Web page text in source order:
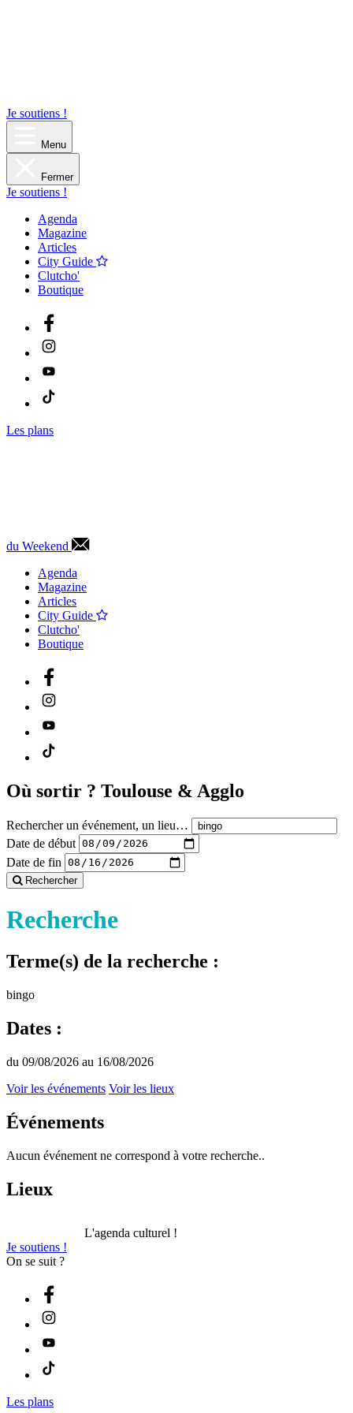
Je soutiens !
Menu
Fermer
Je soutiens !
Agenda
Magazine
Articles
City Guide
Clutcho'
Boutique
Les plans
du Weekend
Agenda
Magazine
Articles
City Guide
Clutcho'
Boutique
Où sortir ? Toulouse & Agglo
Rechercher un événement, un lieu…
Date de début
Date de fin
Rechercher
Recherche
Terme(s) de la recherche :
bingo
Dates :
du 09/08/2026 au 16/08/2026
Voir les événements Voir les lieux
Événements
Aucun événement ne correspond à votre recherche..
Lieux
L'agenda culturel !
Je soutiens !
On se suit ?
Les plans